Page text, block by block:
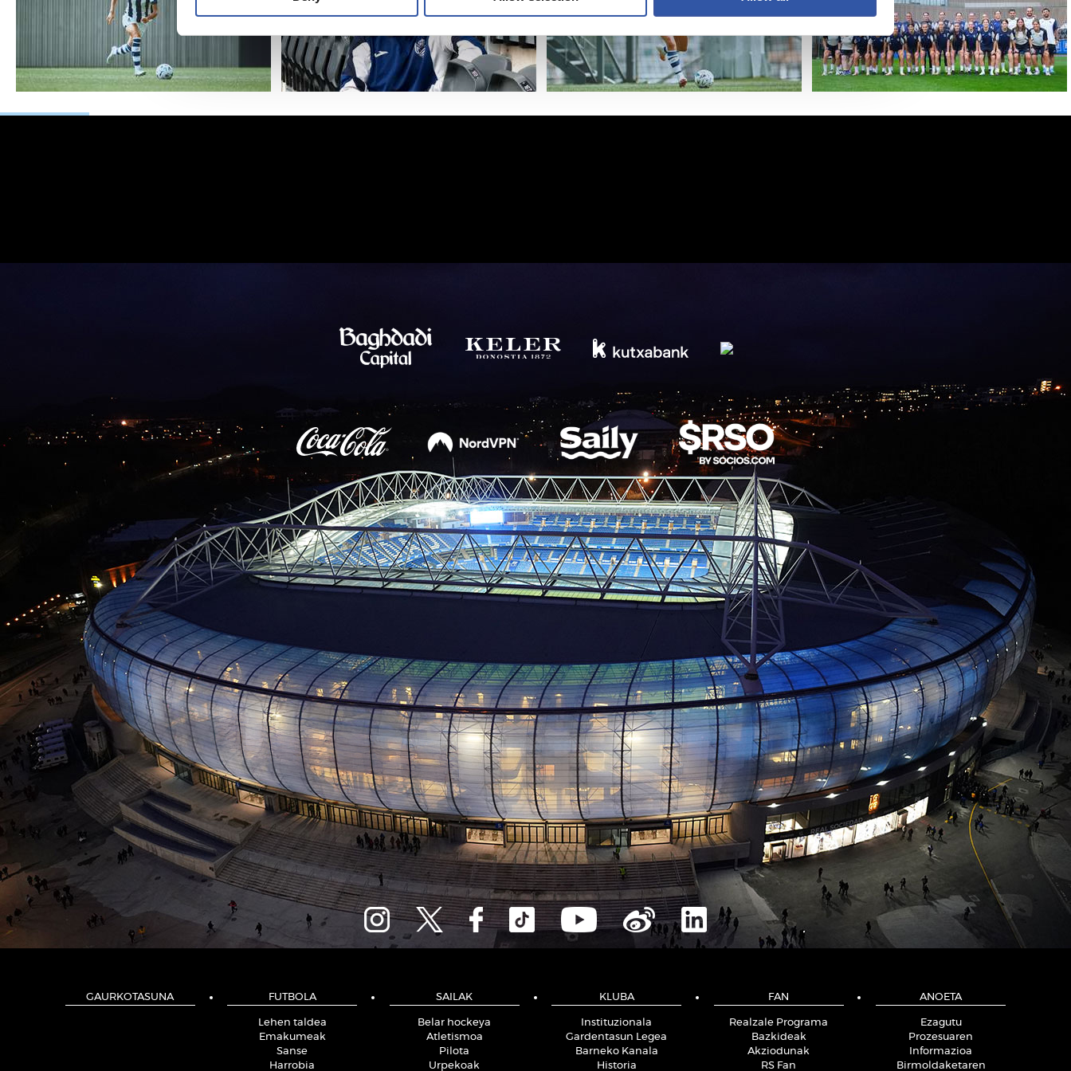
GAURKOTASUNA FUTBOLA
Lehen taldea
Emakumeak
Sanse
Harrobia
SAILAK
Belar hockeya
Atletismoa
Pilota
Urpekoak
KLUBA
Instituzionala
Gardentasun Legea
Barneko Kanala
Historia
FAN
Realzale Programa
Bazkideak
Akziodunak
RS Fan
ANOETA
Ezagutu
Prozesuaren
Informazioa
Birmoldaketaren